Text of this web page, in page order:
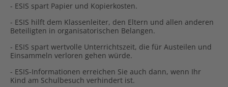
- ESIS spart Papier und Kopierkosten.
- ESIS hilft dem Klassenleiter, den Eltern und allen anderen
Beteiligten in organisatorischen Belangen.
- ESIS spart wertvolle Unterrichtszeit, die für Austeilen und
Einsammeln verloren gehen würde.
- ESIS-Informationen erreichen Sie auch dann, wenn Ihr
Kind am Schulbesuch verhindert ist.